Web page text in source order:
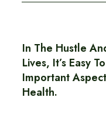
In The Hustle
Lives, It’s Easy
Important
Health.